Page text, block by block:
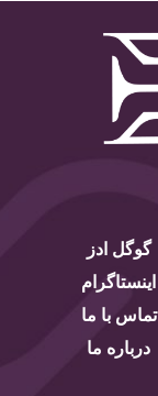
گوگل ادز
اینستاگرام
تماس با ما
درباره ما